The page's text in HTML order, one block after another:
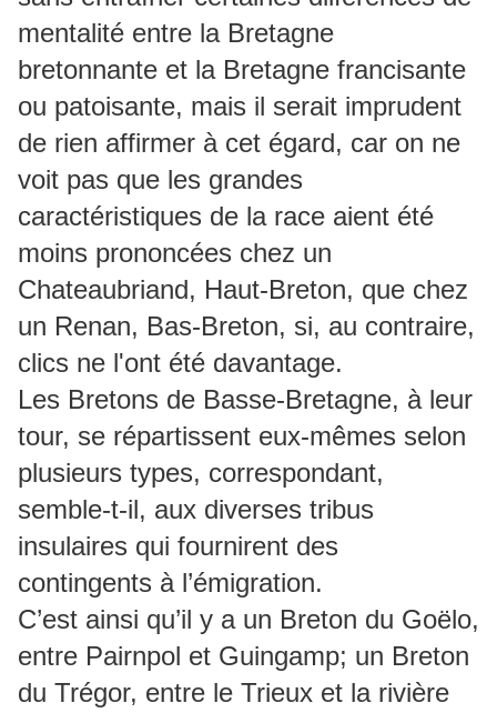
mentalité entre la Bretagne
bretonnante et la Bretagne francisante
ou patoisante, mais il serait imprudent
de rien affirmer à cet égard, car on ne
voit pas que les grandes
caractéristiques de la race aient été
moins prononcées chez un
Chateaubriand, Haut-Breton, que chez
un Renan, Bas-Breton, si, au contraire,
clics ne l'ont été davantage.
Les Bretons de Basse-Bretagne, à leur
tour, se répartissent eux-mêmes selon
plusieurs types, correspondant,
semble-t-il, aux diverses tribus
insulaires qui fournirent des
contingents à l’émigration.
C’est ainsi qu’il y a un Breton du Goëlo,
entre Pairnpol et Guingamp; un Breton
du Trégor, entre le Trieux et la rivière